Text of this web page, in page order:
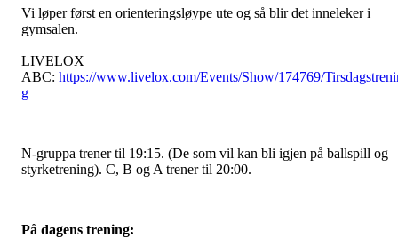
Vi løper først en orienteringsløype ute og så blir det inneleker i
gymsalen.
LIVELOX
ABC: https://www.livelox.com/Events/Show/174769/
g
N-gruppa trener til 19:15. (De som vil kan bli igjen på ballspill og
styrketrening). C, B og A trener til 20:00.
På dagens trening: